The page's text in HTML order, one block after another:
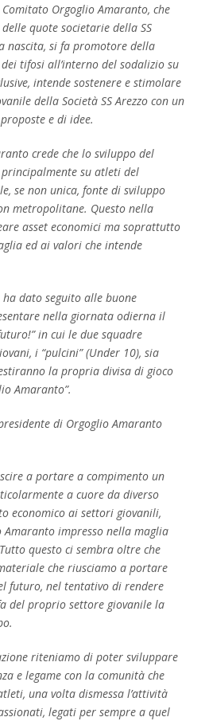
Orgoglio Amaranto, che
quote societarie della SS
nascita, si fa promotore della
tifosi all’interno del sodalizio su
intende sostenere e stimolare
della Società SS Arezzo con un
e di idee.
crede che lo sviluppo del
su atleti del
se non unica, fonte di sviluppo
metropolitane. Questo nella
asset economici ma soprattutto
ed ai valori che intende
dato seguito alle buone
nella giornata odierna il
in cui le due squadre
i “pulcini” (Under 10), sia
la propria divisa di gioco
Amaranto”.
di Orgoglio Amaranto
a portare a compimento un
a cuore da diverso
economico ai settori giovanili,
impresso nella maglia
questo ci sembra oltre che
che riusciamo a portare
futuro, nel tentativo di rendere
del proprio settore giovanile la
riteniamo di poter sviluppare
e legame con la comunità che
una volta dismessa l’attività
legati per sempre a quel